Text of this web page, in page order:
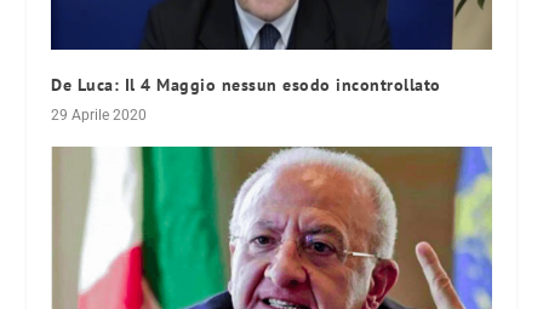
De Luca: Il 4 Maggio nessun esodo incontrollato
29 Aprile 2020